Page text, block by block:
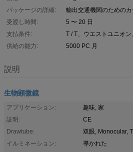
パッケージの詳細:
輸出交通機関のためのカ
受渡し時間:
5 〜 20 日
支払条件:
T / T、ウエストユニオ
供給の能力:
5000 PC 月
説明
生物顕微鏡
アプリケーション:
趣味, 家
証明:
CE
Drawtube:
双眼, Monocular,
イルミネーション:
導かれた